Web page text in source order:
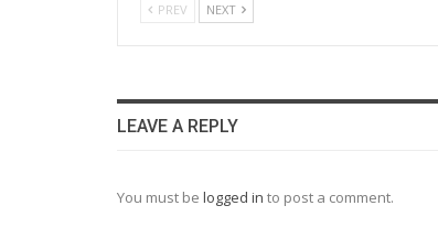
PREV NEXT
LEAVE A REPLY
You must be logged in to post a comment.